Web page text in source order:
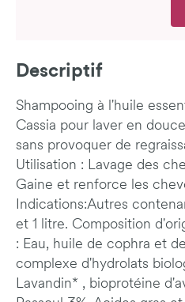
Descriptif
Shampooing à l'huile
Cassia pour laver en
sans provoquer de
Utilisation : Lavage des
Gaine et renforce les
Indications:Autres
et 1 litre. Composition
: Eau, huile de cophra et
complexe d'hydrolats
Lavandin* , bioprotéine